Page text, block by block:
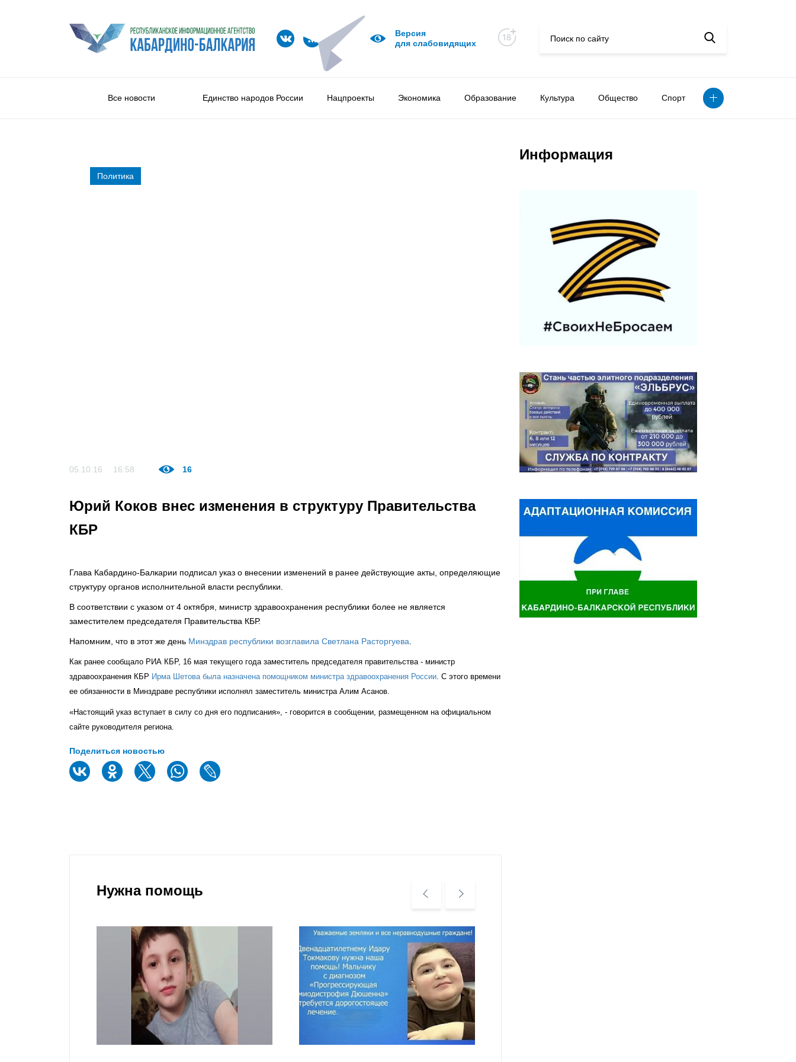
Версия
для слабовидящих
Все новости Единство народов России Нацпроекты Экономика Образование Культура Общество Спорт
Политика
05.10.16 16:58 16
Юрий Коков внес изменения в структуру Правительства
КБР
Глава Кабардино-Балкарии подписал указ о внесении изменений в ранее действующие акты, определяющие
структуру органов исполнительной власти республики.
В соответствии с указом от 4 октября, министр здравоохранения республики более не является
заместителем председателя Правительства КБР.
Напомним, что в этот же день Минздрав республики возглавила Светлана Расторгуева
Как ранее сообщало РИА КБР, 16 мая текущего года заместитель председателя правительства - министр
здравоохранения КБР Ирма Шетова была назначена помощником министра здравоохранения России. С этого времени
ее обязанности в Минздраве республики исполнял заместитель министра Алим Асанов.
«Настоящий указ вступает в силу со дня его подписания», - говорится в сообщении, размещенном на официальном
сайте руководителя региона.
Поделиться новостью
Информация
Нужна помощь